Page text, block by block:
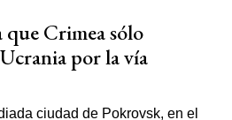
Crimea sólo
por la vía